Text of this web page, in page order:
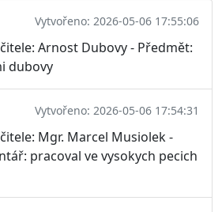
Vytvořeno: 2026-05-06 17:55:06
Arnost Dubovy - Předmět:
dubovy
Vytvořeno: 2026-05-06 17:54:31
Mgr. Marcel Musiolek -
pracoval ve vysokych pecich